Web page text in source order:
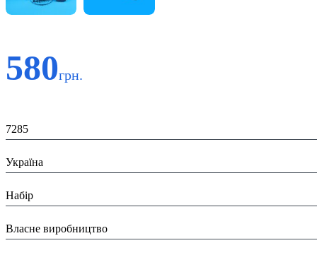
580грн.
7285
Україна
Набір
Власне виробництво